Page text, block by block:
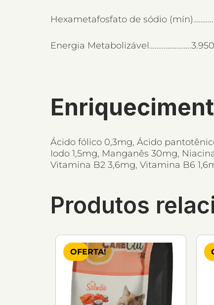
Hexametafosfato de sódio
Energia
Ácido fólico 0,3mg, Ácido
Iodo 1,5mg, Manganês 30mg,
Vitamina B2 3,6mg, Vitamina B6
Produtos
OFERTA!